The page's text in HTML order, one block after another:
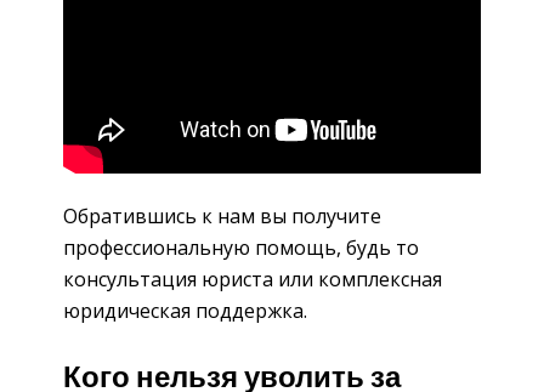
Обратившись к нам вы получите
профессиональную помощь, будь то
консультация юриста или комплексная
юридическая поддержка.
Кого нельзя уволить за